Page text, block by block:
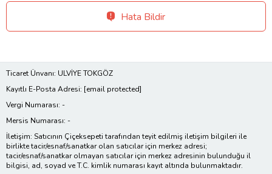
Hata Bildir
Ticaret Ünvanı: ULVİYE TOKGÖZ
Kayıtlı E-Posta Adresi: [email protected]
Vergi Numarası: -
Mersis Numarası: -
İletişim: Satıcının Çiçeksepeti tarafından teyit edilmiş iletişim bilgileri ile
birlikte tacir/esnaf/sanatkar olan satıcılar için merkez adresi;
tacir/esnaf/sanatkar olmayan satıcılar için merkez adresinin bulunduğu il
bilgisi, ad, soyad ve T.C. kimlik numarası kayıt altında bulunmaktadır.